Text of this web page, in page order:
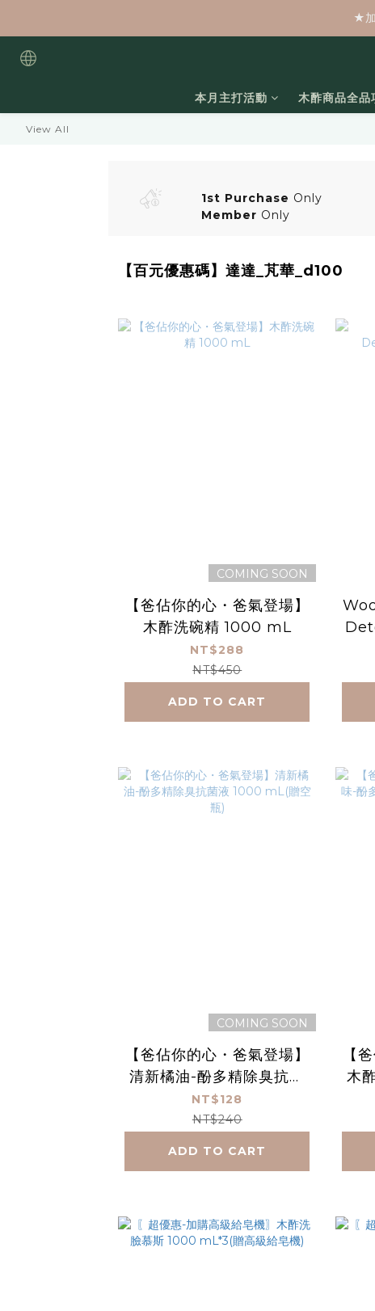
★
本月主打活動 木酢商品全品
View All
1st Purchase Only
Member Only
【百元優惠碼】達達_芃華_d100
COMING SOON
【爸佔你的心・爸氣登場】
木酢洗碗精 1000 mL
NT$288
NT$450
ADD TO CART
COMING SOON
【爸佔你的心・爸氣登場】
清新橘油-酚多精除臭抗菌
液 1000 mL(贈空瓶)
NT$128
NT$240
ADD TO CART
【
木